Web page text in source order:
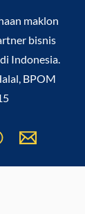
maklon
bisnis
Indonesia.
BPOM